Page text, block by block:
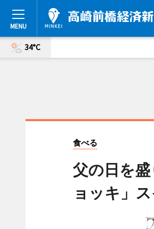
34°C
食べる
父の日を
ョッキ」